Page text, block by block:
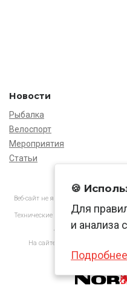
Новости
Рыбалка
Велоспорт
Мероприятия
Статьи
Веб-сайт не является основанием
информация
Технические характеристики
АО «Нормарк» ИНН
На сайте применяются
с
🍪
Для
и анализа
Подробнее